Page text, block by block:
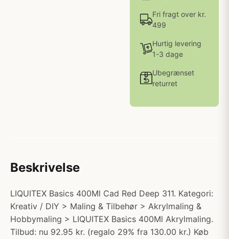
Fri fragt over kr.
499
Hurtig levering
1-3 dage
Ubegrænset
returret
Beskrivelse
LIQUITEX Basics 400Ml Cad Red Deep 311. Kategori:
Kreativ / DIY > Maling & Tilbehør > Akrylmaling &
Hobbymaling > LIQUITEX Basics 400Ml Akrylmaling.
Tilbud: nu 92.95 kr. (regalo 29% fra 130.00 kr.) Køb